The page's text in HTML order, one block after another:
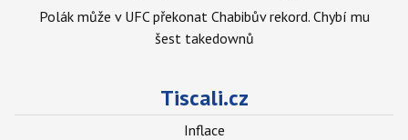
Polák může v UFC překonat Chabibův rekord. Chybí mu
šest takedownů
Tiscali.cz
Inflace